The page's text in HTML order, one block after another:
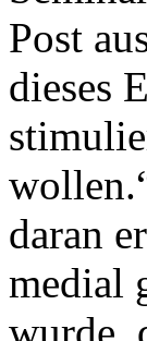
Post
dieses
daran
medial
wurde,